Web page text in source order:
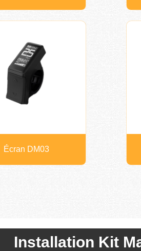
Écran DM03
Installation Kit